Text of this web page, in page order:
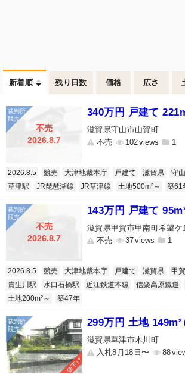
新着順 残り日数 価格 広さ
不売
2026.8.7
340万円 戸建て
滋賀県守山市山賀町
不売
102 1
2026.8.5 競売 大津地裁本庁 戸建て 滋賀県 守
草津駅
JR琵琶湖線 JR草津線 土地500m²～ 築61
不売
2026.8.7
143万円 戸建て
滋賀県甲賀市甲南町希望ケ
不売
37 1
2026.8.5 競売 大津地裁本庁 戸建て 滋賀県 甲
貴生川駅
水口石橋駅 近江鉄道本線 信楽高原鐵道
土地200m²～
築47年
値下げ
299万円 土地 149m²
滋賀県草津市木川町
入札8月18日〜
88